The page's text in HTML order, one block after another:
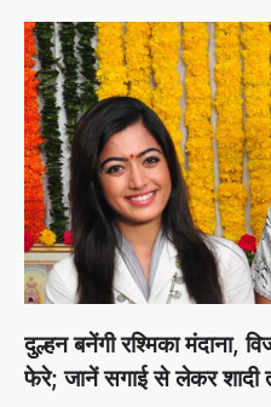
दुल्हन बनेंगी रश्मिका मंदाना,
फेरे; जानें सगाई से लेकर शादी